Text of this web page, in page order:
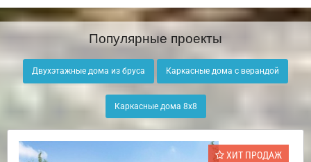
Популярные проекты
Двухэтажные дома из бруса Каркасные дома с верандой
Каркасные дома 8х8
ХИТ ПРОДАЖ